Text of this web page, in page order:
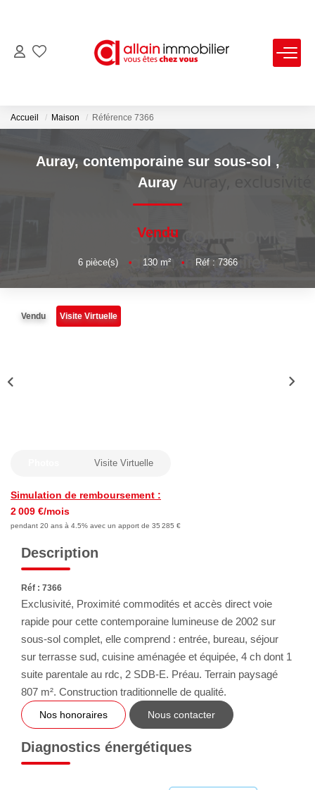
LOCATIONS
ESTIMATION
NOS AGENCES
MON COMPTE
Accueil Maison Référence 7366
Auray, contemporaine sur sous-sol ,
Auray
Vendu
6pièce(s) • 130m² • Réf : 7366
Vendu Visite Virtuelle
Simulation de remboursement :
2 009 €/mois
pendant 20 ans à 4.5% avec un apport de 35 285 €
Visite Virtuelle
Description
Réf : 7366
Exclusivité, Proximité commodités et accès direct voie
rapide pour cette contemporaine lumineuse de 2002 sur
sous-sol complet, elle comprend : entrée, bureau, séjour
sur terrasse sud, cuisine aménagée et équipée, 4 ch dont 1
suite parentale au rdc, 2 SDB-E. Préau. Terrain paysagé
807 m². Construction traditionnelle de qualité.
Nos honoraires Nous contacter
Diagnostics énergétiques